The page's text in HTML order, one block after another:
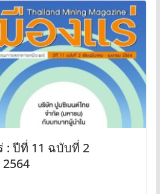
: ปีที่ 11 ฉบับที่ 2